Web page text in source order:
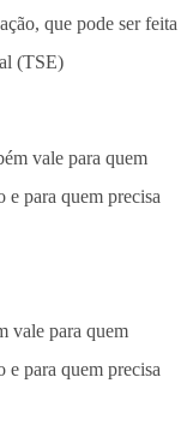
que pode ser feita
(TSE)
vale para quem
e para quem precisa